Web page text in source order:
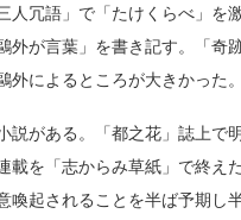
冗語」で「たけくらべ」を
外が言葉」を書き記す。「奇
によるところが大きかった。
がある。「都之花」誌上で
載を「志からみ草紙」で終え
喚起されることを半ば予期し